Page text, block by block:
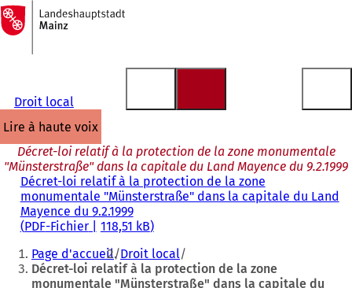
Accéder au contenu
Vers
la
page
d'accueil
Droit local
lire à haute voix
Décret-loi relatif à la protection de la zone monumentale
"Münsterstraße" dans la capitale du Land Mayence du 9.2.1999
Décret-loi relatif à la protection de la zone
monumentale "Münsterstraße" dans la capitale du Land
Mayence du 9.2.1999
PDF-Fichier 118,51 kB
Vous
êtes
Page d'accueil Droit local
Décret-loi relatif à la protection de la zone
monumentale "Münsterstraße" dans la capitale du